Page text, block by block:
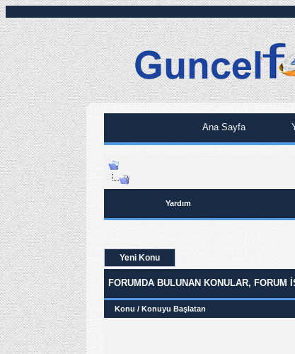
Ana Sayfa
Yardım
Yeni Konu
FORUMDA BULUNAN KONULAR, FORUM
Konu / Konuyu Başlatan